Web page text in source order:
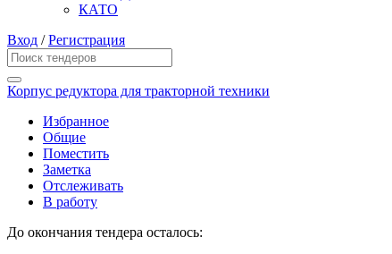
КАТО
Вход /Регистрация
Корпус редуктора для тракторной техники
Избранное
Общие
Поместить
Заметка
Отслеживать
В работу
До окончания тендера осталось: